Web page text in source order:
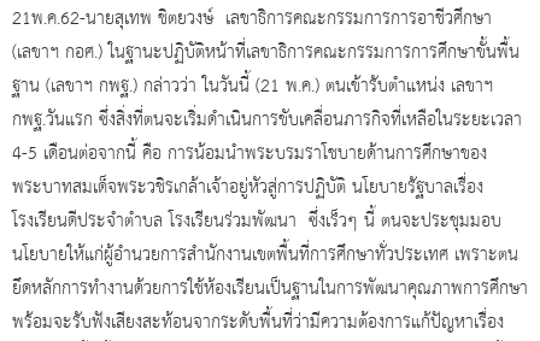
21พ.ค.62-นายสุเทพ ชิตยวงษ์ เลขาธิการคณะกรรมการการอาชีวศึกษา
(เลขาฯ กอศ.) ในฐานะปฏิบัติหน้าที่เลขาธิการคณะกรรมการการศึกษาขั้นพื้น
ฐาน (เลขาฯ กพฐ.) กล่าวว่า ในวันนี้ (21 พ.ค.) ตนเข้ารับตำแหน่ง เลขาฯ
กพฐ.วันแรก ซึ่งสิ่งที่ตนจะเริ่มดำเนินการขับเคลื่อนภารกิจที่เหลือในระยะเวลา
4-5 เดือนต่อจากนี้ คือ การน้อมนำพระบรมราโชบายด้านการศึกษาของ
พระบาทสมเด็จพระวชิรเกล้าเจ้าอยู่หัวสู่การปฏิบัติ นโยบายรัฐบาลเรื่อง
โรงเรียนดีประจำตำบล โรงเรียนร่วมพัฒนา ซึ่งเร็วๆ นี้ ตนจะประชุมมอบ
นโยบายให้แก่ผู้อำนวยการสำนักงานเขตพื้นที่การศึกษาทั่วประเทศ เพราะตน
ยึดหลักการทำงานด้วยการใช้ห้องเรียนเป็นฐานในการพัฒนาคุณภาพการศึกษา
พร้อมจะรับฟังเสียงสะท้อนจากระดับพื้นที่ว่ามีความต้องการแก้ปัญหาเรื่อง